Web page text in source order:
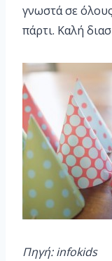
γνωστά σε
πάρτι. Καλή
Πηγή: infokids